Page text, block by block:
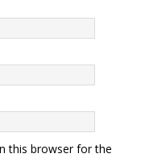
this browser for the